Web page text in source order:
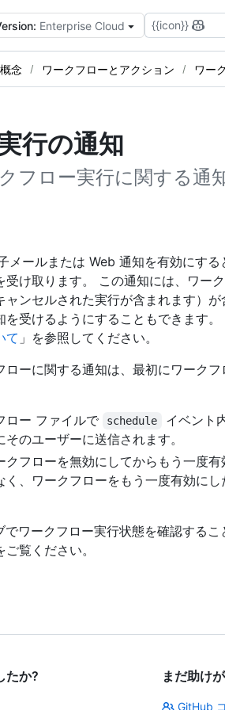
Enterprise Cloud {{icon}}
概念 ワークフローとアクション ワー
行の通知
フロー実行に関する通
ールまたは Web 通知を有効にする
け取ります。 この通知には、ワー
ンセルされた実行が含まれます）
受けるようにすることもできます
て 」を参照してください。
ローに関する通知は、最初にワーク
ロー ファイルで
schedule
イベント
のユーザーに送信されます。
クフローを無効にしてからもう一度
、ワークフローをもう一度有効に
ワークフロー実行状態を確認するこ
ご覧ください。
たか? まだ助け
GitHub